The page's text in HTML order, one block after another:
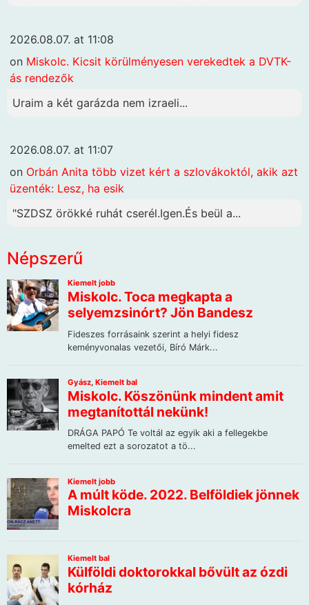
2026.08.07. at 11:08
on Miskolc. Kicsit körülményesen verekedtek a DVTK-
ás rendezők
Uraim a két garázda nem izraeli...
2026.08.07. at 11:07
on Orbán Anita több vizet kért a szlovákoktól, akik azt
üzenték: Lesz, ha esik
"SZDSZ örökké ruhát cserél.Igen.És beül a...
Népszerű